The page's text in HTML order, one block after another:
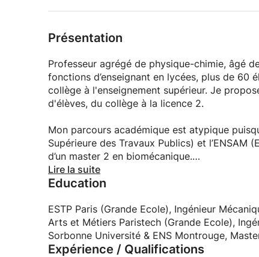
Présentation
Professeur agrégé de physique-chimie, âgé
fonctions d’enseignant en lycées, plus de 60
collège à l'enseignement supérieur. Je
d'élèves, du collège à la licence 2.
Mon parcours académique est atypique
Supérieure des Travaux Publics) et
d’un master 2 en biomécanique.
Grâce aux connaissances acquises et à mes
mesure de proposer un enseignement concret
Ayant enseigné en ligne durant la pandémie
la prise de notes et je travaille couramment
visioconférences.
Lire la suite
Education
ESTP Paris (Grande Ecole), Ingénieur
Arts et Métiers Paristech (Grande Ecole),
Sorbonne Université & ENS Montrouge,
Expérience / Qualifications